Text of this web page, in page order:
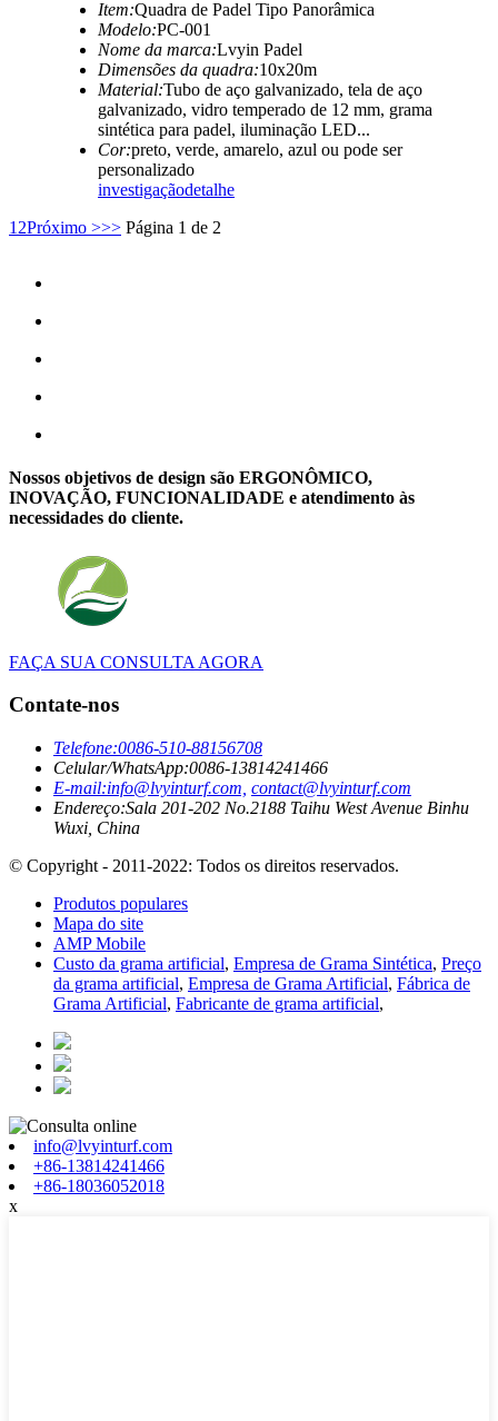
Item:Quadra de Padel Tipo Panorâmica
Modelo:PC-001
Nome da marca:Lvyin Padel
Dimensões da quadra:10x20m
Material:Tubo de aço galvanizado, tela de aço
galvanizado, vidro temperado de 12 mm, grama
sintética para padel, iluminação LED...
Cor:preto, verde, amarelo, azul ou pode ser
personalizado
investigaçãodetalhe
1 2Próximo >>> Página 1 de 2
Nossos objetivos de design são ERGONÔMICO,
INOVAÇÃO, FUNCIONALIDADE e atendimento às
necessidades do cliente.
FAÇA SUA CONSULTA AGORA
Contate-nos
Telefone:0086-510-88156708
Celular/WhatsApp:0086-13814241466
E-mail:info@lvyinturf.com, contact@lvyinturf.com
Endereço:Sala 201-202 No.2188 Taihu West Avenue Binhu
Wuxi, China
© Copyright - 2011-2022: Todos os direitos reservados.
Produtos populares
Mapa do site
AMP Mobile
Custo da grama artificial, Empresa de Grama Sintética, Preço
da grama artificial, Empresa de Grama Artificial, Fábrica de
Grama Artificial, Fabricante de grama artificial,
info@lvyinturf.com
+86-13814241466
+86-18036052018
x